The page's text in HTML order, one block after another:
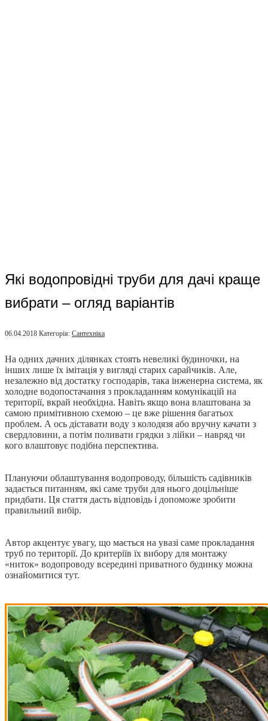
Які водопровідні труби для дачі краще
вибрати – огляд варіантів
06.04.2018 Категорія: Сантехніка
На одних дачних ділянках стоять невеликі будиночки, на
інших лише їх імітація у вигляді старих сарайчиків. Але,
незалежно від достатку господарів, така інженерна система, як
холодне водопостачання з прокладанням комунікацій на
території, вкрай необхідна. Навіть якщо вона влаштована за
самою примітивною схемою – це вже рішення багатьох
проблем. А ось діставати воду з колодязя або вручну качати з
свердловини, а потім поливати грядки з лійки – навряд чи
кого влаштовує подібна перспектива.
Плануючи облаштування водопроводу, більшість садівників
задається питанням, які саме труби для нього доцільніше
придбати. Ця стаття дасть відповідь і допоможе зробити
правильний вибір.
Автор акцентує увагу, що мається на увазі саме прокладання
труб по території. До критеріїв їх вибору для монтажу
«ниток» водопроводу всередині приватного будинку можна
ознайомитися тут.